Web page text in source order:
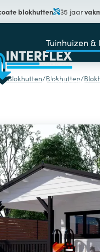
blokhutten 35 jaar
Tuinhuizen
Over ons
Blokhutten/Blokhutten/